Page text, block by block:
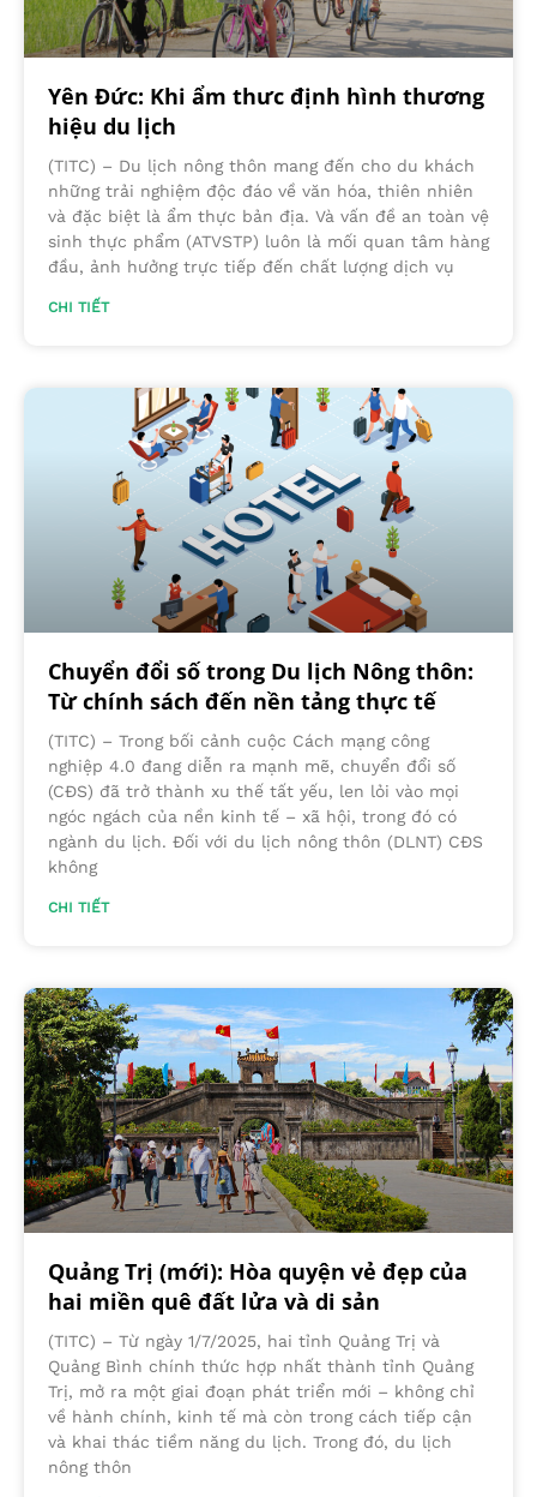
Yên Đức: Khi ẩm thưc định hình thương
hiệu du lịch
(TITC) – Du lịch nông thôn mang đến cho du khách
những trải nghiệm độc đáo về văn hóa, thiên nhiên
và đặc biệt là ẩm thực bản địa. Và vấn đề an toàn vệ
sinh thực phẩm (ATVSTP) luôn là mối quan tâm hàng
đầu, ảnh hưởng trực tiếp đến chất lượng dịch vụ
CHI TIẾT
Chuyển đổi số trong Du lịch Nông thôn:
Từ chính sách đến nền tảng thực tế
(TITC) – Trong bối cảnh cuộc Cách mạng công
nghiệp 4.0 đang diễn ra mạnh mẽ, chuyển đổi số
(CĐS) đã trở thành xu thế tất yếu, len lỏi vào mọi
ngóc ngách của nền kinh tế – xã hội, trong đó có
ngành du lịch. Đối với du lịch nông thôn (DLNT) CĐS
không
CHI TIẾT
Quảng Trị (mới): Hòa quyện vẻ đẹp của
hai miền quê đất lửa và di sản
(TITC) – Từ ngày 1/7/2025, hai tỉnh Quảng Trị và
Quảng Bình chính thức hợp nhất thành tỉnh Quảng
Trị, mở ra một giai đoạn phát triển mới – không chỉ
về hành chính, kinh tế mà còn trong cách tiếp cận
và khai thác tiềm năng du lịch. Trong đó, du lịch
nông thôn